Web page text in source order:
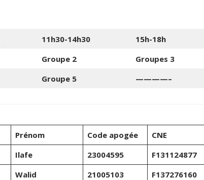
11h30-14h30
15h-18h
Groupe 2
Groupes 3
Groupe 5 ————–
Prénom Code apogée CNE
Ilafe 23004595
F131124877
Walid 21005103
F137276160